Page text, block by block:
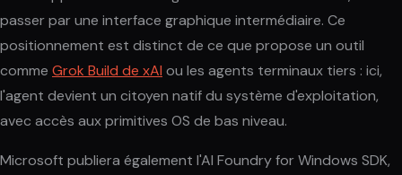
passer par une interface graphique intermédiaire. Ce
positionnement est distinct de ce que propose un outil
comme Grok Build de xAI ou les agents terminaux tiers : ici,
l'agent devient un citoyen natif du système d'exploitation,
avec accès aux primitives OS de bas niveau.
Microsoft publiera également l'AI Foundry for Windows SDK,